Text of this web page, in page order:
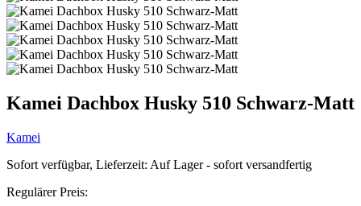
Kamei Dachbox Husky 510 Schwarz-Matt
Kamei
Sofort verfügbar, Lieferzeit: Auf Lager - sofort versandfertig
Regulärer Preis: